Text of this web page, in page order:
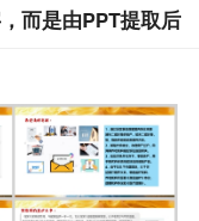
而是由PPT提取后